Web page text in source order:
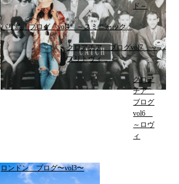
ド～
バリ島 ブログ vol4 ～スミニャック...
クロアチア ブログvol7 ～
プリトヴィ...
クロア
チア
ブログ
vol6
～ロヴ
ィ
ロンドン ブログ〜vol3〜